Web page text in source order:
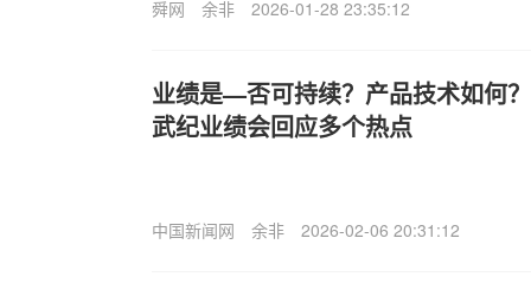
舜网 余非 2026-01-28 23:35:12
业绩是—否可持续？产品技术如何
武纪业绩会回应多个热点
中国新闻网 余非 2026-02-06 20:31:12